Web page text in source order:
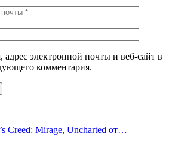
электронной почты и веб-сайт в
комментария.
Creed: Mirage, Uncharted от…